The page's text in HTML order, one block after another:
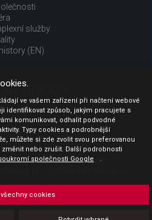
služby
(EN)
ODKAZY
smlouvy pro spotřebitele
ve vašem zařízení při načtení webové
identifikovat způsob, jakým pracujete s
komunikovat, odhalit podvodné
Typy cookies a podrobnější
můžete si zde zvolit svou preferovanou
nebo zrušit. Další podrobnosti
společnosti Google .
cookies